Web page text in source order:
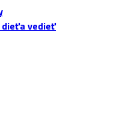
dieťa vedieť